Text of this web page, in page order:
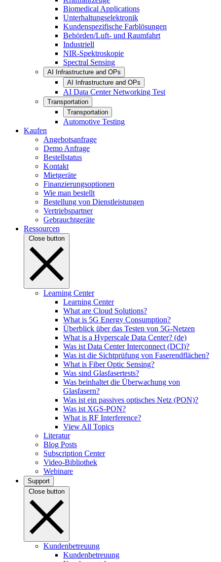
Biomedical Applications
Unterhaltungselektronik
Kundenspezifische Farblösungen
Behörden/Luft- und Raumfahrt
Industriell
NIR-Spektroskopie
Spectral Sensing
AI Infrastructure and OPs
AI Infrastructure and OPs
AI Data Center Networking Test
Transportation
Transportation
Automotive Testing
Kaufen
Angebotsanfrage
Demo Anfrage
Bestellstatus
Kontakt
Mietgeräte
Finanzierungsoptionen
Wie man bestellt
Bestellung von Dienstleistungen
Vertriebspartner
Gebrauchtgeräte
Ressourcen
Close button
Learning Center
Learning Center
What are Cloud Solutions?
What is 5G Energy Consumption?
Überblick über das Testen von 5G-Netzen
What is a Hyperscale Data Center? (de)
Was ist Data Center Interconnect (DCI)?
Was ist die Sichtprüfung von Faserendflächen?
What is Fiber Optic Sensing?
Was sind Glasfasertests?
Was beinhaltet die Überwachung von
Glasfasern?
Was ist ein passives optisches Netz (PON)?
Was ist XGS-PON?
What is RF Interference?
View All Topics
Literatur
Blog Posts
Subscription Center
Video-Bibliothek
Webinare
Support
Close button
Kundenbetreuung
Kundenbetreuung